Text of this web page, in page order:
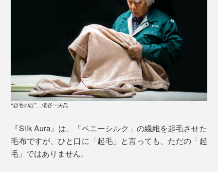
シルクは、人間の皮膚の成分に近い18種類のアミノ酸構
造で、肌に刺激の少ない素材。
天然の調湿機能を持ち、綿の約1.5倍の吸湿性で湿気を
吸収し、外に放出。しっとりしているのにサラッと快
適、肌に吸いつくようななめらかさが特徴です。
質な「家蚕ペニーシルク」のみ。
「ペニーシルク」の愛称は、その白さがイギリスのペニ
“起毛の匠”、滝谷一夫氏
『Silk Aura』は、「ペニーシルク」の繊維を起毛させた
毛布ですが、ひと口に「起毛」と言っても、ただの「起
毛」ではありません。